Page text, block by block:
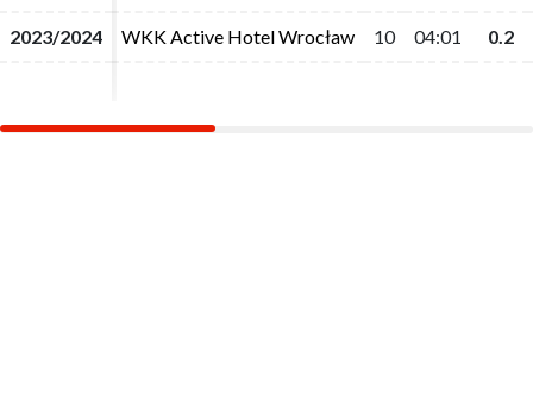
2023/2024 WKK Active Hotel Wrocław 10 04:01 0.2
2023/2024 WKK Active Hotel Wrocław 10 04:01 0.2